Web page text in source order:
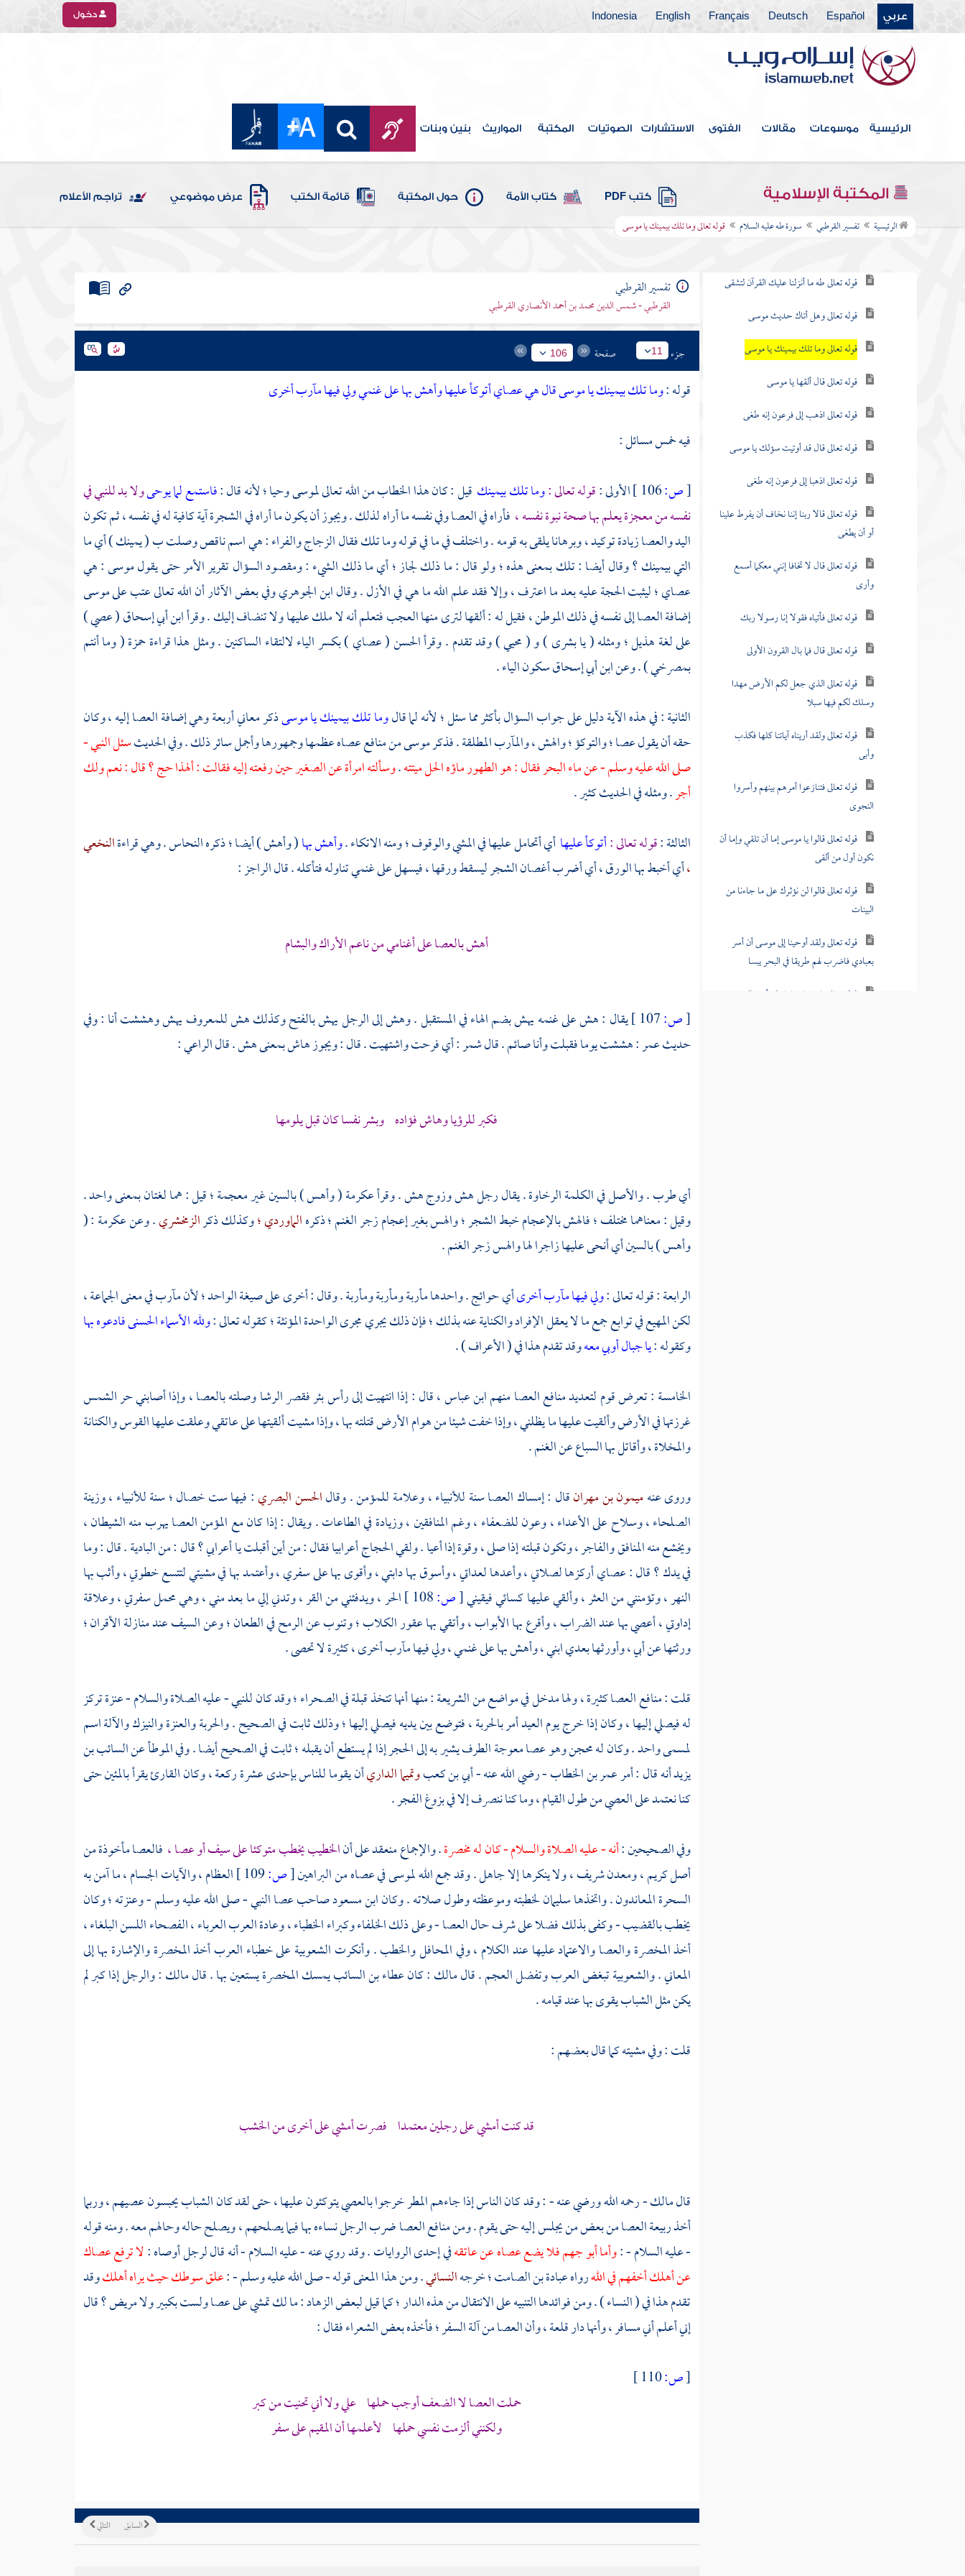
عربي Español
Deutsch
Français
English
Indonesia دخول
الرئيسية موسوعات مقالات الفتوى الاستشارات الصوتيات المكتبة المواريث بنين وبنات
المكتبة الإسلامية كتب PDF كتاب الأمة حول المكتبة قائمة الكتب عرض موضوعي تراجم الأعلام
الرئيسية تفسير القرطبي سورة طه عليه السلام قوله تعالى وما تلك بيمينك يا موسى
سورة إبراهيم
سورة الحجر
سورة النحل
سورة الإسراء
سورة الكهف
سورة مريم
سورة طه عليه السلام
قوله تعالى طه ما أنزلنا عليك القرآن لتشقى
قوله تعالى وهل أتاك حديث موسى
قوله تعالى وما تلك بيمينك يا موسى
قوله تعالى قال ألقها يا موسى
قوله تعالى اذهب إلى فرعون إنه طغى
قوله تعالى قال قد أوتيت سؤلك يا موسى
قوله تعالى اذهبا إلى فرعون إنه طغى
قوله تعالى قالا ربنا إننا نخاف أن يفرط علينا
أو أن يطغى
قوله تعالى قال لا تخافا إنني معكما أسمع
وأرى
قوله تعالى فأتياه فقولا إنا رسولا ربك
قوله تعالى قال فما بال القرون الأولى
قوله تعالى الذي جعل لكم الأرض مهدا
وسلك لكم فيها سبلا
قوله تعالى ولقد أريناه آياتنا كلها فكذب
وأبى
قوله تعالى فتنازعوا أمرهم بينهم وأسروا
النجوى
قوله تعالى قالوا يا موسى إما أن تلقي وإما أن
نكون أول من ألقى
قوله تعالى قالوا لن نؤثرك على ما جاءنا من
البينات
قوله تعالى ولقد أوحينا إلى موسى أن أسر
بعبادي فاضرب لهم طريقا في البحر يبسا
قوله تعالى يا بني إسرائيل قد أنجيناكم من
تفسير القرطبي
القرطبي - شمس الدين محمد بن أحمد الأنصاري القرطبي
جزء 11 صفحة 106
قوله :وما تلك بيمينك يا موسى قال هي عصاي أتوكأ عليها وأهش بها على غنمي ولي فيها مآرب أخرى
فيه خمس مسائل :
[ص:106 ] الأولى :قوله تعالى :وما تلك بيمينك قيل : كان هذا الخطاب من الله تعالىلموسىوحيا ؛ لأنه قال :فاستمع لما يوحىولا بد للنبي في
نفسه من معجزة يعلم بها صحة نبوة نفسه ، فأراه في العصا وفي نفسه ما أراه لذلك . ويجوز أن يكون ما أراه في الشجرة آية كافية له في نفسه ، ثم تكون
اليد والعصا زيادة توكيد ، وبرهانا يلقى به قومه . واختلف في ما في قوله وما تلك فقالالزجاجوالفراء: هي اسم ناقص وصلت ب ( يمينك ) أي ما
التي بيمينك ؟ وقال أيضا : تلك بمعنى هذه ؛ ولو قال : ما ذلك لجاز ؛ أي ما ذلك الشيء : ومقصود السؤال تقرير الأمر حتى يقولموسى: هي
عصاي ؛ ليثبت الحجة عليه بعد ما اعترف ، وإلا فقد علم الله ما هي في الأزل . وقالابن الجوهريوفي بعض الآثار أن الله تعالى عتب علىموسى
إضافة العصا إلى نفسه في ذلك الموطن ، فقيل له : ألقها لترى منها العجب فتعلم أنه لا ملك عليها ولا تنضاف إليك . وقرأابن أبي إسحاق( عصي )
على لغةهذيل ؛ومثله ( يا بشرى ) و ( محيي ) وقد تقدم . وقرأالحسن( عصاي ) بكسر الياء لالتقاء الساكنين . ومثل هذا قراءةحمزة( وما أنتم
بمصرخي ) . وعنابن أبي إسحاقسكون الياء .
الثانية : في هذه الآية دليل على جواب السؤال بأكثر مما سئل ؛ لأنه لما قالوما تلك بيمينك يا موسىذكر معاني أربعة وهي إضافة العصا إليه ، وكان
حقه أن يقول عصا ؛ والتوكؤ ؛ والهش ، والمآرب المطلقة . فذكرموسىمن منافع عصاه عظمها وجمهورها وأجمل سائر ذلك . وفي الحديثسئل النبي -
صلى الله عليه وسلم - عن ماء البحر فقال : هو الطهور ماؤه الحل ميتته.وسألته امرأة عن الصغير حين رفعته إليه فقالت : ألهذا حج ؟ قال : نعم ولك
أجر. ومثله في الحديث كثير .
الثالثة :قوله تعالى :أتوكأ عليهاأي أتحامل عليها في المشي والوقوف ؛ ومنه الاتكاء .وأهش بها( وأهش ) أيضا ؛ ذكرهالنحاس. وهي قراءةالنخعي
،أي أخبط بها الورق ، أي أضرب أغصان الشجر ليسقط ورقها ، فيسهل على غنمي تناوله فتأكله . قال الراجز :
أهش بالعصا على أغنامي من ناعم الأراك والبشام
[ص:
يقال : هش على غنمه يهش بضم الهاء في المستقبل . وهش إلى الرجل يهش بالفتح وكذلك هش للمعروف يهش وهششت أنا : وفي
حديثعمر: هششت يوما فقبلت وأنا صائم . قال شمر : أي فرحت واشتهيت . قال : ويجوز هاش بمعنى هش . قالالراعي:
فكبر للرؤيا وهاش فؤاده وبشر نفسا كان قبل يلومها
أي طرب . والأصل في الكلمة الرخاوة . يقال رجل هش وزوج هش . وقرأعكرمة( وأهس ) بالسين غير معجمة ؛ قيل : هما لغتان بمعنى واحد .
وقيل : معناهما مختلف ؛ فالهش بالإعجام خبط الشجر ؛ والهس بغير إعجام زجر الغنم ؛ ذكرهالماوردي ؛وكذلك ذكرالزمخشري. وعنعكرمة: (
وأهس ) بالسين أي أنحى عليها زاجرا لها والهس زجر الغنم .
الرابعة : قوله تعالى :ولي فيها مآرب أخرىأي حوائج . واحدها مأربة ومأربة ومأربة . وقال : أخرى على صيغة الواحد ؛ لأن مآرب في معنى الجماعة ،
لكن المهيع في توابع جمع ما لا يعقل الإفراد والكناية عنه بذلك ؛ فإن ذلك يجري مجرى الواحدة المؤنثة ؛ كقوله تعالى :ولله الأسماء الحسنى فادعوه بها
وكقوله :يا جبال أوبي معهوقد تقدم هذا في ( الأعراف ) .
الخامسة : تعرض قوم لتعديد منافع العصا منهمابن عباس ،قال : إذا انتهيت إلى رأس بئر فقصر الرشا وصلته بالعصا ، وإذا أصابني حر الشمس
غرزتها في الأرض وألقيت عليها ما يظلني ، وإذا خفت شيئا من هوام الأرض قتلته بها ، وإذا مشيت ألقيتها على عاتقي وعلقت عليها القوس والكنانة
والمخلاة ، وأقاتل بها السباع عن الغنم .
وروى عنهميمون بن مهرانقال : إمساك العصا سنة للأنبياء ، وعلامة للمؤمن . وقالالحسن البصري: فيها ست خصال ؛ سنة للأنبياء ، وزينة
الصلحاء ، وسلاح على الأعداء ، وعون للضعفاء ، وغم المنافقين ، وزيادة في الطاعات . ويقال : إذا كان مع المؤمن العصا يهرب منه الشيطان ،
ويخشع منه المنافق والفاجر ، وتكون قبلته إذا صلى ، وقوة إذا أعيا . ولقيالحجاجأعرابيا فقال : من أين أقبلت يا أعرابي ؟ قال : من البادية . قال : وما
في يدك ؟ قال : عصاي أركزها لصلاتي ، وأعدها لعداتي ، وأسوق بها دابتي ، وأقوى بها على سفري ، وأعتمد بها في مشيتي لتتسع خطوتي ، وأثب بها
النهر ، وتؤمنني من العثر ، وألقي عليها كسائي فيقيني[ص:
الحر ، ويدفئني من القر ، وتدني إلي ما بعد مني ، وهي محمل سفرتي ، وعلاقة
إداوتي ، أعصي بها عند الضراب ، وأقرع بها الأبواب ، وأتقي بها عقور الكلاب ؛ وتنوب عن الرمح في الطعان ؛ وعن السيف عند منازلة الأقران ؛
ورثتها عن أبي ، وأورثها بعدي ابني ، وأهش بها على غنمي ، ولي فيها مآرب أخرى ، كثيرة لا تحصى .
قلت : منافع العصا كثيرة ، ولها مدخل في مواضع من الشريعة : منها أنها تتخذ قبلة في الصحراء ؛ وقد كان للنبي - عليه الصلاة والسلام - عنزة تركز
له فيصلي إليها ، وكان إذا خرج يوم العيد أمر بالحربة ، فتوضع بين يديه فيصلي إليها ؛ وذلك ثابت في الصحيح . والحربة والعنزة والنيزك والآلة اسم
لمسمى واحد . وكان له محجن وهو عصا معوجة الطرف يشير به إلى الحجر إذا لم يستطع أن يقبله ؛ ثابت في الصحيح أيضا . وفي الموطأ عنالسائب بن
يزيدأنه قال : أمرعمر بن الخطاب- رضي الله عنه -أبي بن كعبوتميما الداريأن يقوما للناس بإحدى عشرة ركعة ، وكان القارئ يقرأ بالمئين حتى
كنا نعتمد على العصي من طول القيام ، وما كنا ننصرف إلا في بزوغ الفجر .
وفي الصحيحين :أنه - عليه الصلاة والسلام - كان له مخصرة. والإجماع منعقد على أنالخطيب يخطب متوكئا على سيف أو عصا ، فالعصا مأخوذة من
أصل كريم ، ومعدن شريف ، ولا ينكرها إلا جاهل . وقد جمع اللهلموسىفي عصاه من البراهين[ص:
العظام ، والآيات الجسام ، ما آمن به
السحرة المعاندون . واتخذهاسليمانلخطبته وموعظته وطول صلاته . وكانابن مسعودصاحب عصا النبي - صلى الله عليه وسلم - وعنزته ؛ وكان
يخطب بالقضيب - وكفى بذلك فضلا على شرف حال العصا - وعلى ذلك الخلفاء وكبراء الخطباء ، وعادة العرب العرباء ، الفصحاء اللسن البلغاء ،
أخذ المخصرة والعصا والاعتماد عليها عند الكلام ، وفي المحافل والخطب . وأنكرتالشعوبيةعلى خطباء العرب أخذ المخصرة والإشارة بها إلى
المعاني .والشعوبيةتبغض العرب وتفضل العجم . قالمالك: كانعطاء بن السائبيمسك المخصرة يستعين بها . قالمالك: والرجل إذا كبر لم
يكن مثل الشباب يقوى بها عند قيامه .
قلت : وفي مشيته كما قال بعضهم :
قد كنت أمشي على رجلين معتمدا فصرت أمشي على أخرى من الخشب
قالمالك- رحمه الله ورضي عنه - : وقد كان الناس إذا جاءهم المطر خرجوا بالعصي يتوكئون عليها ، حتى لقد كان الشباب يحبسون عصيهم ، وربما
أخذربيعةالعصا من بعض من يجلس إليه حتى يقوم . ومن منافع العصا ضرب الرجل نساءه بها فيما يصلحهم ، ويصلح حاله وحالهم معه . ومنه قوله
- عليه السلام - :وأماأبو جهمفلا يضع عصاه عن عاتقهفي إحدى الروايات . وقد روي عنه - عليه السلام - أنه قال لرجل أوصاه :لا ترفع عصاك
عن أهلك أخفهم في اللهرواهعبادة بن الصامت ؛خرجهالنسائي. ومن هذا المعنى قوله - صلى الله عليه وسلم - :علق سوطك حيث يراه أهلكوقد
تقدم هذا في ( النساء ) . ومن فوائدها التنبيه على الانتقال من هذه الدار ؛ كما قيل لبعض الزهاد : ما لك تمشي على عصا ولست بكبير ولا مريض ؟ قال
إني أعلم أني مسافر ، وأنها دار قلعة ، وأن العصا من آلة السفر ؛ فأخذه بعض الشعراء فقال :
[ص:
حملت العصا لا الضعف أوجب حملها علي ولا أني تحنيت من كبر
ولكنني ألزمت نفسي حملها لأعلمها أن المقيم على سفر
التالي السابق